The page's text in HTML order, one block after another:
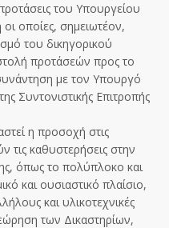
του Υπουργείου
οι οποίες, σημειωτέον,
του δικηγορικού
προτάσεών προς το
με τον Υπουργό
Συντονιστικής Επιτροπής
η προσοχή στις
τις καθυστερήσεις στην
όπως το πολύπλοκο και
και ουσιαστικό πλαίσιο,
και υλικοτεχνικές
των Δικαστηρίων,